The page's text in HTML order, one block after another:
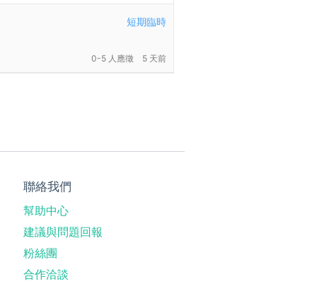
短期臨時
0-5 人應徵 5 天前
聯絡我們
幫助中心
建議與問題回報
粉絲團
合作洽談